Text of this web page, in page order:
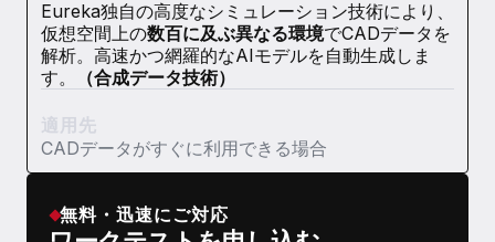
Eureka独自の高度なシミュレーション技術により、
仮想空間上の数百に及ぶ異なる環境でCADデータを
解析。高速かつ網羅的なAIモデルを自動生成しま
す。
（合成データ技術）
適用先
CADデータがすぐに利用できる場合
無料・迅速にご対応